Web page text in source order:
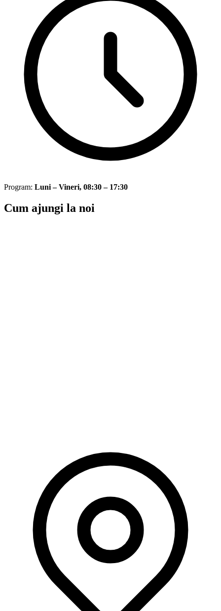
Program: Luni – Vineri, 08:30 – 17:30
Cum ajungi la noi